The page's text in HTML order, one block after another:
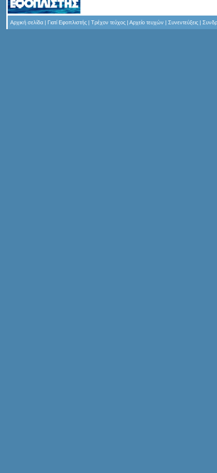
Αρχική σελίδα | Γιατί Εφοπλιστής | Τρέχον τεύχος | Αρχείο τευχών | Συνεντεύξεις |